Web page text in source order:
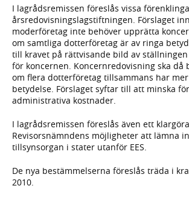
I lagrådsremissen föreslås vissa
årsredovisningslagstiftningen. Förslaget
moderföretag inte behöver upprätta
om samtliga dotterföretag är av ringa
till kravet på rättvisande bild av
för koncernen. Koncernredovisning ska då
om flera dotterföretag tillsammans har
betydelse. Förslaget syftar till att minska
administrativa kostnader.
I lagrådsremissen föreslås även ett
Revisorsnämndens möjligheter att lämna
tillsynsorgan i stater utanför EES.
De nya bestämmelserna föreslås träda i
2010.